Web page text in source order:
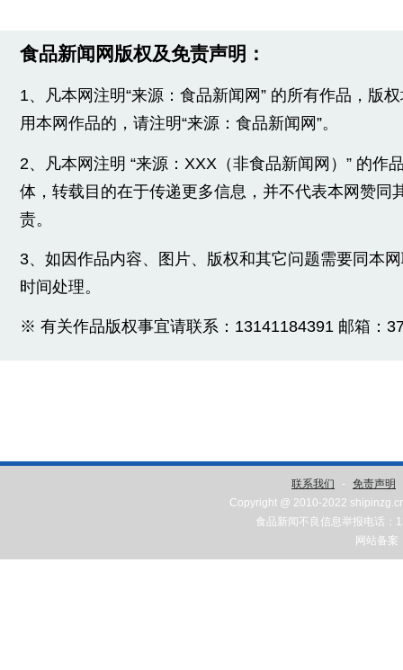
食品新闻网版权及免责声明：
1、凡本网注明“来源：食品新闻网” 的所有作品，版
用本网作品的，请注明“来源：食品新闻网”。
2、凡本网注明 “来源：XXX（非食品新闻网）” 的作
体，转载目的在于传递更多信息，并不代表本网赞同
责。
3、如因作品内容、图片、版权和其它问题需要同本
时间处理。
※ 有关作品版权事宜请联系：13141184391 邮箱：
联系我们 - 免责声明
Copyright @ 2010-2022
食品新闻不良信息举报电话：
网站备案